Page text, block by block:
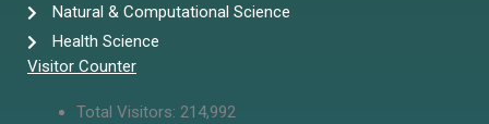
Natural & Computational Science
Health Science
Visitor Counter
Total Visitors: 214,992